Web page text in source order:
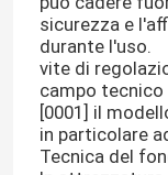
sicurezza e
durante l'uso.
vite di
campo tecnico
[0001] il
in particolare
Tecnica del